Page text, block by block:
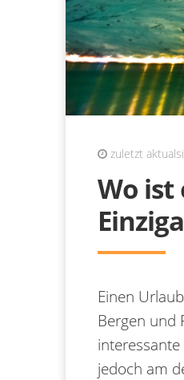
zuletzt
Wo ist
Einen
Bergen und
jedoch am